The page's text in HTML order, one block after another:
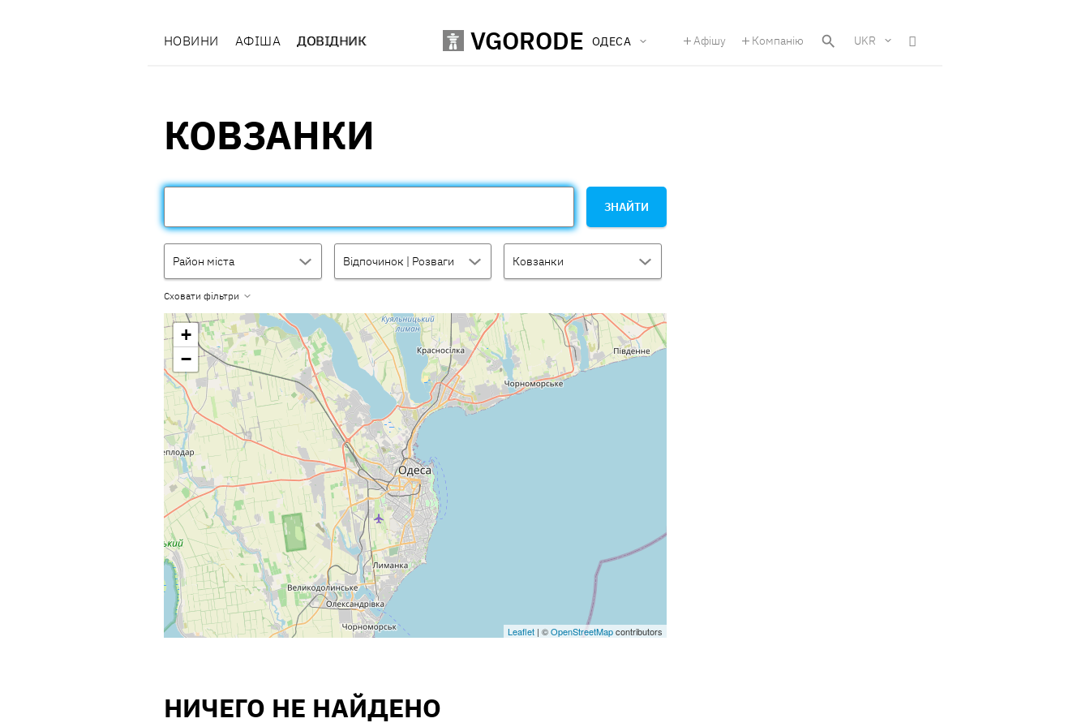
НОВИНИ АФІША ДОВІДНИК VGORODE ОДЕСА Афішу Компанію UKR
КОВЗАНКИ
ЗНАЙТИ
Район міста Відпочинок | Розваги Ковзанки
Сховати фільтри
+
−
Leaflet | ©OpenStreetMapcontributors
НИЧЕГО НЕ НАЙДЕНО